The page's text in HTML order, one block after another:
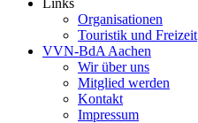
Organisationen
Touristik und Freizeit
VVN-BdA Aachen
Wir über uns
Mitglied werden
Kontakt
Impressum